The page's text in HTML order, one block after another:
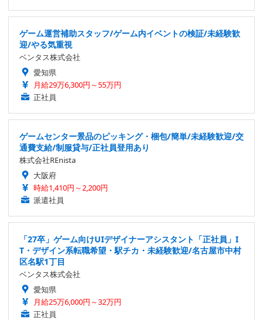
ゲーム運営補助スタッフ/ゲーム内イベントの検証/未経験歓
迎/やる気重視
ベンタス株式会社
愛知県
月給29万6,300円～55万円
正社員
ゲームセンター景品のピッキング・梱包/簡単/未経験歓迎/交
通費支給/制服貸与/正社員登用あり
株式会社REnista
大阪府
時給1,410円～2,200円
派遣社員
「27卒」ゲーム向けUIデザイナーアシスタント「正社員」I
T・デザイン系転職希望・駅チカ・未経験歓迎/名古屋市中村
区名駅1丁目
ベンタス株式会社
愛知県
月給25万6,000円～32万円
正社員